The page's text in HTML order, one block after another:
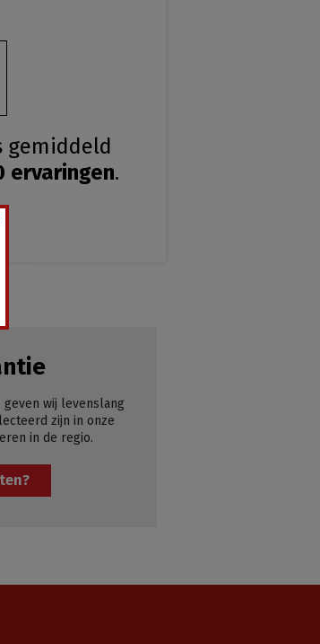
gemiddeld
ervaringen.
wij levenslang
zijn in onze
in de regio.